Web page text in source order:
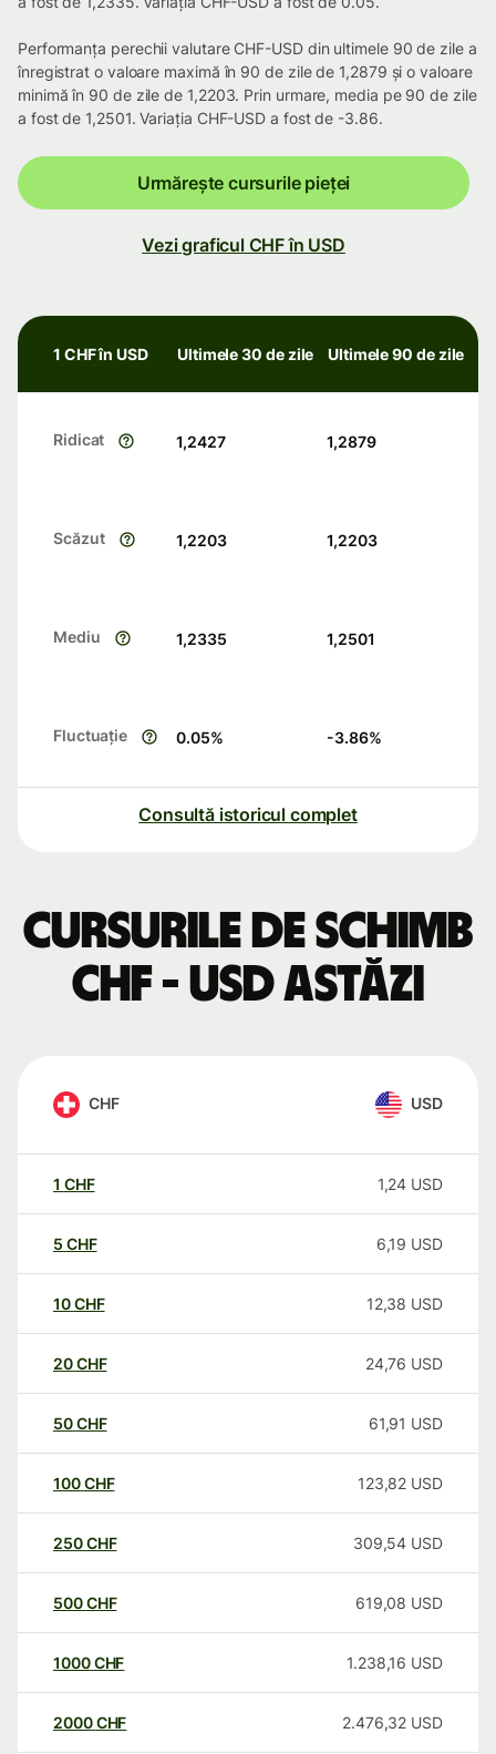
Performanța perechii valutare CHF-USD din ultimele 90 de zile a
înregistrat o valoare maximă în 90 de zile de 1,2879 și o valoare
minimă în 90 de zile de 1,2203. Prin urmare, media pe 90 de zile
a fost de 1,2501. Variația CHF-USD a fost de -3.86.
Urmărește cursurile pieței
Vezi graficul CHF în USD
1 CHF în USD Ultimele 30 de zile Ultimele 90 de zile
Ridicat 1,2427 1,2879
Scăzut 1,2203 1,2203
Mediu 1,2335 1,2501
Fluctuație 0.05% -3.86%
Consultă istoricul complet
Cursurile de schimb
CHF - USD astăzi
CHF USD
1 CHF 1,24 USD
5 CHF 6,19 USD
10CHF 12,38 USD
20CHF 24,76 USD
50CHF 61,91 USD
100CHF 123,82 USD
250CHF 309,54 USD
500CHF 619,08 USD
1000CHF 1.238,16 USD
2000CHF 2.476,32 USD